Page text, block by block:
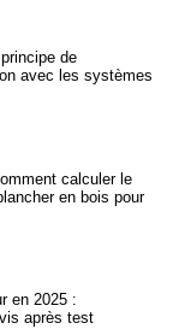
de
avec les systèmes
calculer le
en bois pour
en 2025 :
après test